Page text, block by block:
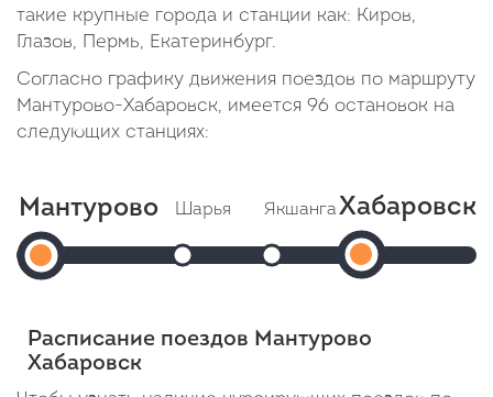
такие крупные города и станции как: Киров,
Глазов, Пермь, Екатеринбург.
Согласно графику движения поездов по маршруту
Мантурово-Хабаровск, имеется 96 остановок на
следующих станциях:
Мантурово
Мантурово
Отправление:
Шарья
Прибытие: 13:35
В пути: 52 минуты
Якшанга
Прибытие: 14:19
Отправление: 14:21
В пути: 1 час 36 минут
Поназырево
Прибытие:
Отправление:
Хабаровск
Расписание поездов Мантурово
Хабаровск